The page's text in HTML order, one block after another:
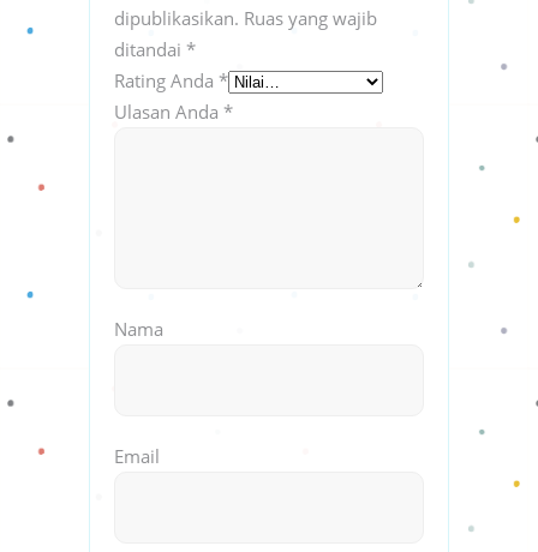
dipublikasikan. Ruas yang wajib
ditandai *
Rating Anda *
Ulasan Anda *
Nama
Email